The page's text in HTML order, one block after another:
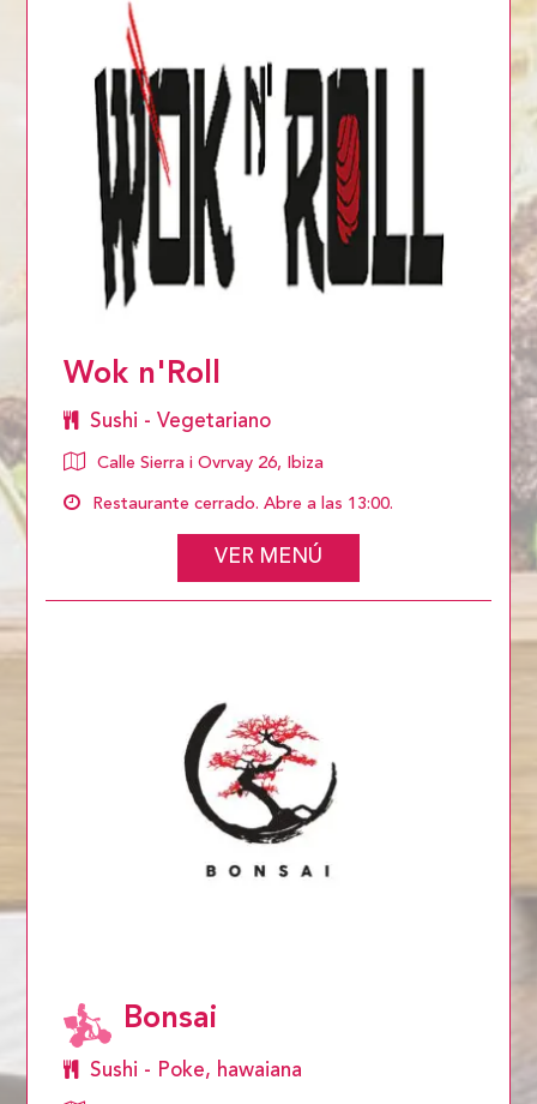
Wok n'Roll
Sushi - Vegetariano
Calle Sierra i Ovrvay 26, Ibiza
Restaurante cerrado. Abre a las 13:00.
VER MENÚ
Bonsai
Sushi - Poke, hawaiana